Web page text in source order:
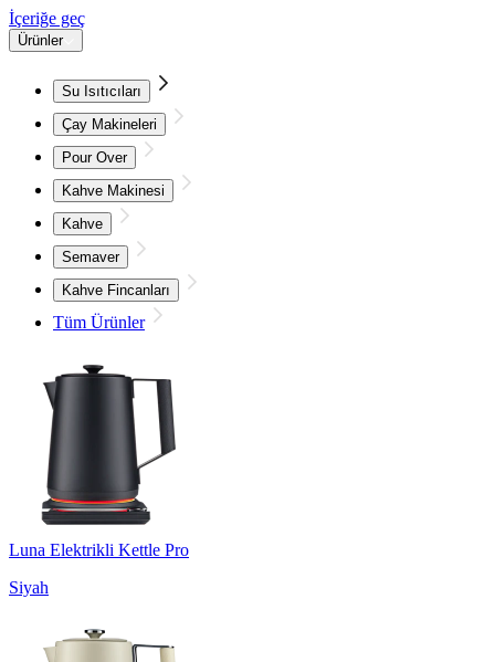
İçeriğe geç
Ürünler
Su Isıtıcıları
Çay Makineleri
Pour Over
Kahve Makinesi
Kahve
Semaver
Kahve Fincanları
Tüm Ürünler
Luna Elektrikli Kettle Pro
Siyah